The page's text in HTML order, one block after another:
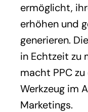
ermöglicht,
erhöhen und
generieren.
in Echtzeit zu
macht PPC
Werkzeug im
Marketings.